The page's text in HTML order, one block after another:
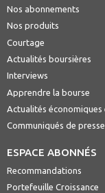
Nos abonnements
Nos produits
Courtage
Actualités boursières
Interviews
Apprendre la bourse
Actualités économiques
Communiqués de presse
ESPACE ABONNÉS
Recommandations
Portefeuille Croissance